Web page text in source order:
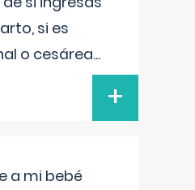
si es
o cesárea...
+
a mi bebé